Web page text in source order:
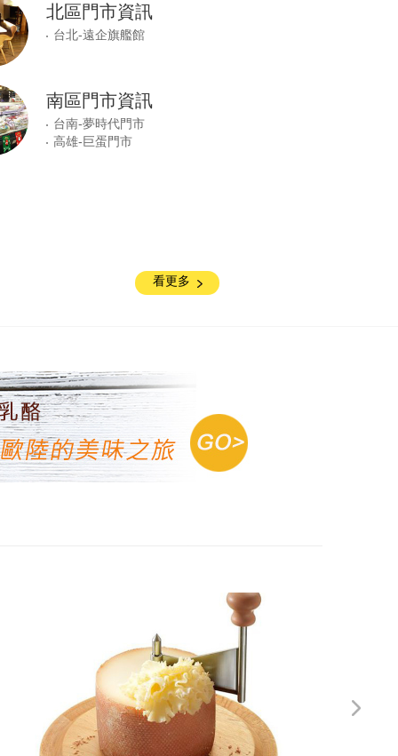
北區門市資訊
台北-遠企旗艦館
南區門市資訊
台南-夢時代門市
高雄-巨蛋門市
看更多